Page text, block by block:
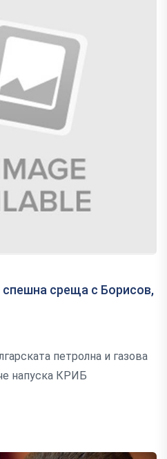
спешна среща с Борисов,
петролна и газова
напуска КРИБ